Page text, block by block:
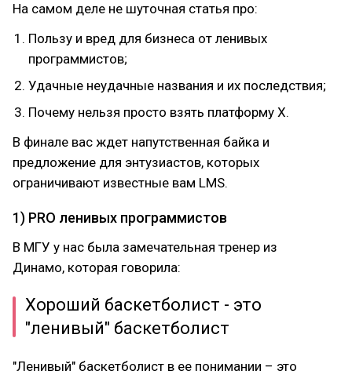
На самом деле не шуточная статья про:
Пользу и вред для бизнеса от ленивых
программистов;
Удачные неудачные названия и их последствия;
Почему нельзя просто взять платформу X.
В финале вас ждет напутственная байка и
предложение для энтузиастов, которых
ограничивают известные вам LMS.
1) PRO ленивых программистов
В МГУ у нас была замечательная тренер из
Динамо, которая говорила:
Хороший баскетболист - это
"ленивый" баскетболист
"Ленивый" баскетболист в ее понимании – это